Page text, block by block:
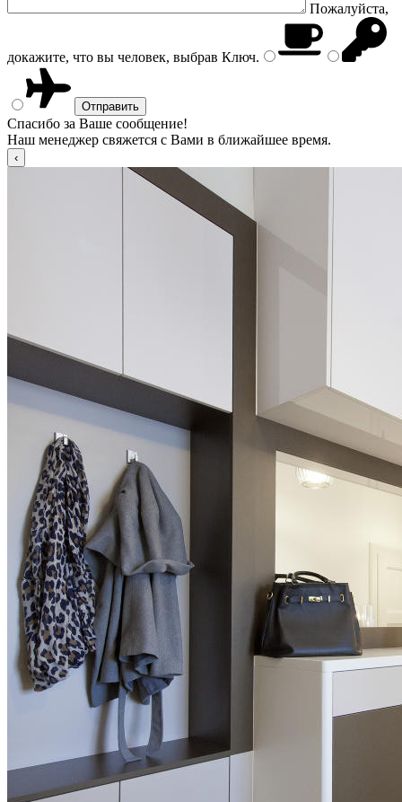
Пожалуйста,
докажите, что вы человек, выбрав Ключ.
Спасибо за Ваше сообщение!
Наш менеджер свяжется с Вами в ближайшее время.